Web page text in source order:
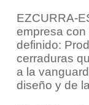
EZCURRA-
empresa
definido:
cerraduras
a la
diseño y de